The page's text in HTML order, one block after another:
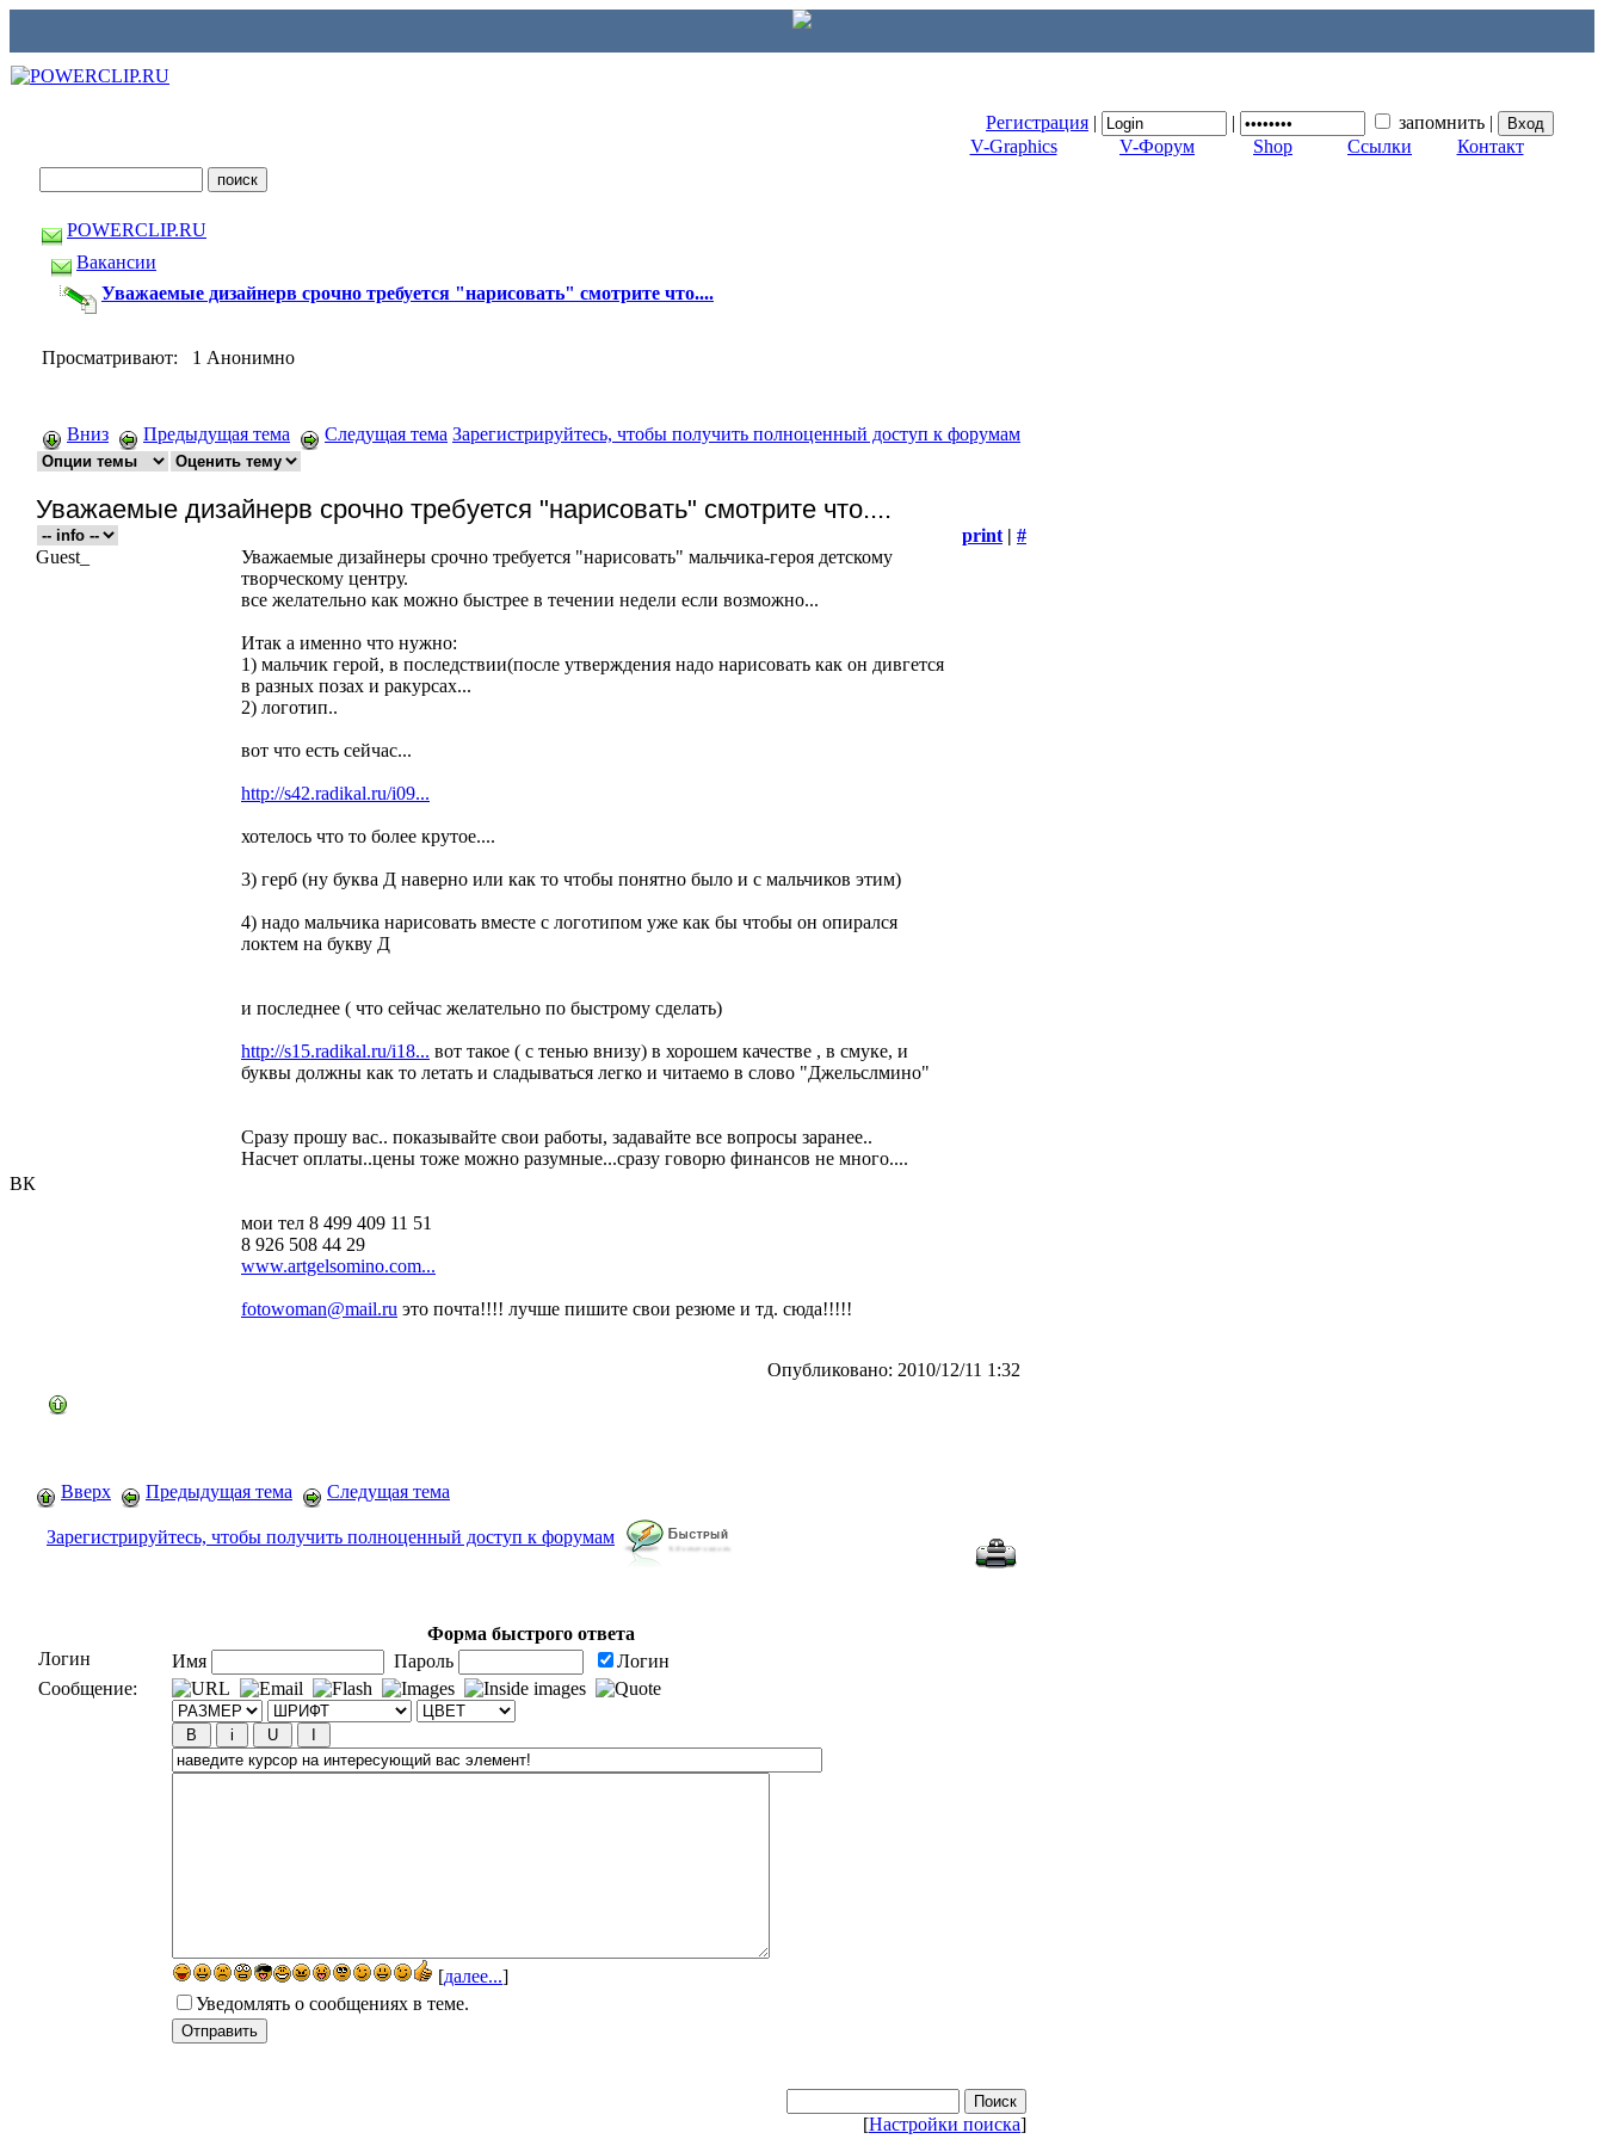
Регистрация | | запомнить |
V-Graphics
V-Форум Shop Ссылки Контакт
ВК
POWERCLIP.RU
Вакансии
Уважаемые дизайнерв срочно требуется "нарисовать" смотрите что....
Просматривают: 1 Анонимно
Вниз Предыдущая тема Следущая тема Зарегистрируйтесь, чтобы получить полноценный доступ к форумам
Уважаемые дизайнерв срочно требуется "нарисовать" смотрите что....
print | #
Guest_
Уважаемые дизайнеры срочно требуется "нарисовать" мальчика-героя детскому
творческому центру.
все желательно как можно быстрее в течении недели если возможно...
Итак а именно что нужно:
1) мальчик герой, в последствии(после утверждения надо нарисовать как он дивгется
в разных позах и ракурсах...
2) логотип..
вот что есть сейчас...
http://s42.radikal.ru/i09...
хотелось что то более крутое....
3) герб (ну буква Д наверно или как то чтобы понятно было и с мальчиков этим)
4) надо мальчика нарисовать вместе с логотипом уже как бы чтобы он опирался
локтем на букву Д
и последнее ( что сейчас желательно по быстрому сделать)
http://s15.radikal.ru/i18... вот такое ( с тенью внизу) в хорошем качестве , в смуке, и
буквы должны как то летать и сладываться легко и читаемо в слово "Джельслмино"
Сразу прошу вас.. показывайте свои работы, задавайте все вопросы заранее..
Насчет оплаты..цены тоже можно разумные...сразу говорю финансов не много....
мои тел 8 499 409 11 51
8 926 508 44 29
www.artgelsomino.com...
fotowoman@mail.ru это почта!!!! лучше пишите свои резюме и тд. сюда!!!!!
Опубликовано: 2010/12/11 1:32
Вверх Предыдущая тема Следущая тема
Зарегистрируйтесь, чтобы получить полноценный доступ к форумам
Форма быстрого ответа
Логин
Имя Пароль
Логин
Сообщение:
[далее...]
Уведомлять о сообщениях в теме.
[Настройки поиска]